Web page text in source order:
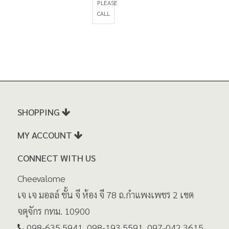
PLEASE
CALL
SHOPPING
MY ACCOUNT
CONNECT WITH US
Cheevalome
เจ เจ มอลล์ ชั้น จี ห้อง จี 78 ถ.กำแพงเพชร 2 เขต
จตุจักร กทม. 10900